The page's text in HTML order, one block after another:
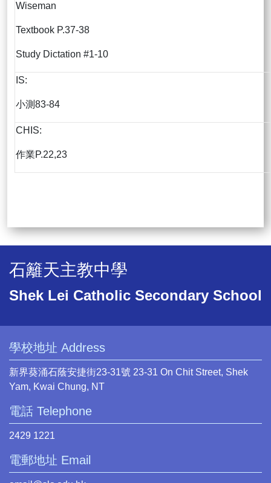
Wiseman
Textbook P.37-38
Study Dictation #1-10
IS:
小測83-84
CHIS:
作業P.22,23
石籬天主教中學
Shek Lei Catholic Secondary School
學校地址 Address
新界葵涌石蔭安捷街23-31號 23-31 On Chit Street, Shek
Yam, Kwai Chung, NT
電話 Telephone
2429 1221
電郵地址 Email